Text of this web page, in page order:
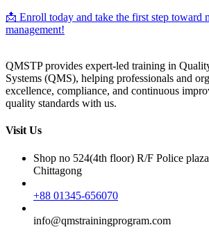
📩 Enroll today and take the first step toward
management!
QMSTP provides expert-led training in
Systems (QMS), helping professionals and
excellence, compliance, and continuous
quality standards with us.
Visit Us
Shop no 524(4th floor) R/F Police
Chittagong
+88 01345-656070
info@qmstrainingprogram.com